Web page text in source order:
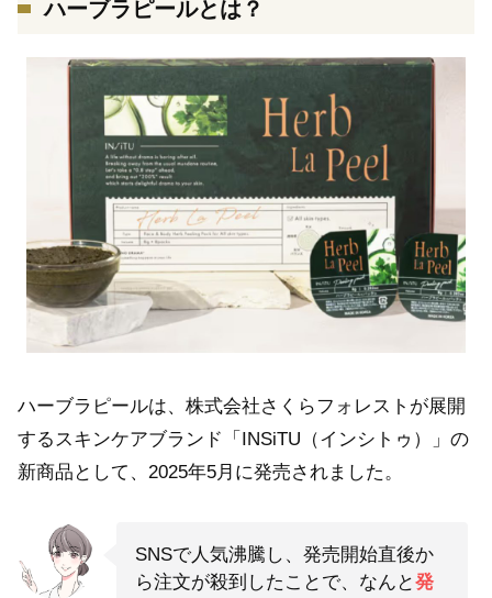
ハーブラピールとは？
ハーブラピールは、株式会社さくらフォレストが展開
するスキンケアブランド「INSiTU（インシトゥ）」の
新商品として、2025年5月に発売されました。
SNSで人気沸騰し、発売開始直後か
ら注文が殺到したことで、なんと発